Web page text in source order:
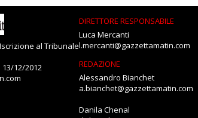
al Tribunale
12/2012
DIRETTORE RESPONSABILE
Luca Mercanti
l.mercanti@gazzettamatin.com
REDAZIONE
Alessandro Bianchet
a.bianchet@gazzettamatin.com
Danila Chenal